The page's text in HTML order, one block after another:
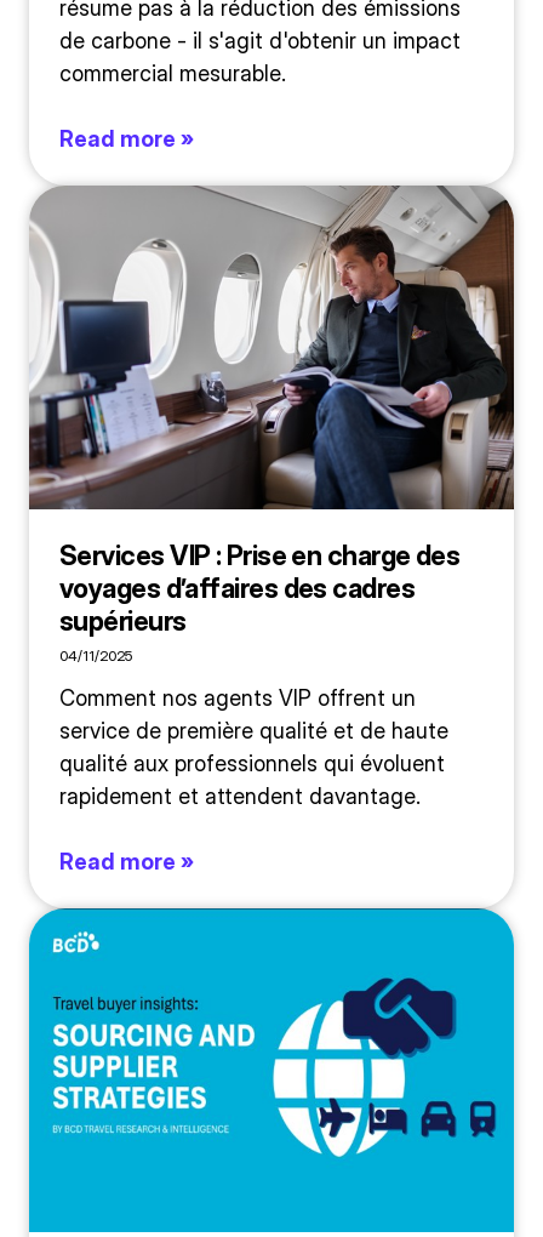
résume pas à la réduction des émissions
de carbone - il s'agit d'obtenir un impact
commercial mesurable.
Read more »
Services VIP : Prise en charge des
voyages d’affaires des cadres
supérieurs
04/11/2025
Comment nos agents VIP offrent un
service de première qualité et de haute
qualité aux professionnels qui évoluent
rapidement et attendent davantage.
Read more »